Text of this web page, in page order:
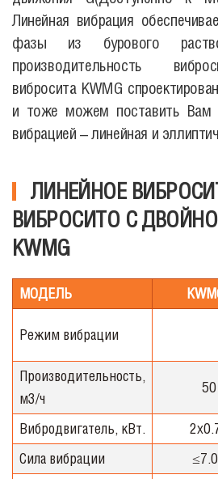
Линейная вибрация
фазы из бурового
производительность
вибросита KWMG
и тоже можем поставить Вам
вибрацией – линейная и
ЛИНЕЙНОЕ
ВИБРОСИТО С
KWMG
МОДЕЛЬ
Режим вибрации
Производительность,
м3/ч
50
Вибродвигатель, кВт.
Сила вибрации